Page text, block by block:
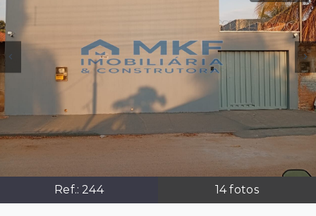
Ref.: 244 14fotos